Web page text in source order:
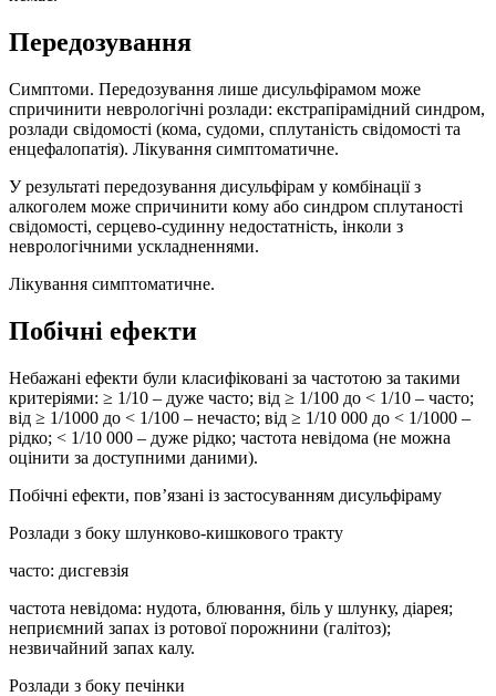
Передозування
Симптоми. Передозування лише дисульфірамом може
спричинити неврологічні розлади: екстрапірамідний синдром,
розлади свідомості (кома, судоми, сплутаність свідомості та
енцефалопатія). Лікування симптоматичне.
У результаті передозування дисульфірам у комбінації з
алкоголем може спричинити кому або синдром сплутаності
свідомості, серцево-судинну недостатність, інколи з
неврологічними ускладненнями.
Лікування симптоматичне.
Побічні ефекти
Небажані ефекти були класифіковані за частотою за такими
критеріями: ≥ 1/10 – дуже часто; від ≥ 1/100 до < 1/10 – часто;
від ≥ 1/1000 до < 1/100 – нечасто; від ≥ 1/10 000 до < 1/1000 –
рідко; < 1/10 000 – дуже рідко; частота невідома (не можна
оцінити за доступними даними).
Побічні ефекти, пов’язані із застосуванням дисульфіраму
Розлади з боку шлунково-кишкового тракту
часто: дисгевзія
частота невідома: нудота, блювання, біль у шлунку, діарея;
неприємний запах із ротової порожнини (галітоз);
незвичайний запах калу.
Розлади з боку печінки